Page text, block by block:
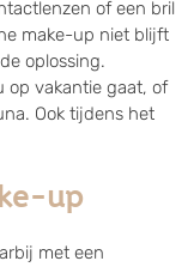
of een bril
make-up niet blijft
oplossing.
op vakantie gaat, of
Ook tijdens het
up
met een